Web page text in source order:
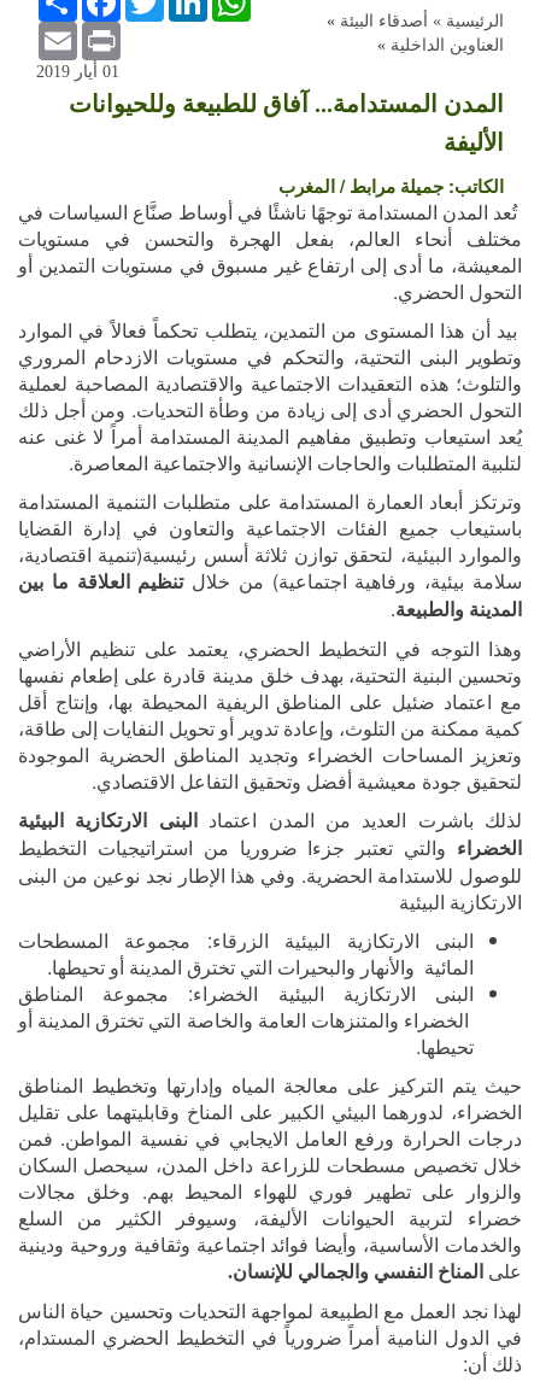
الرئيسية » أصدقاء البيئة »
العناوين الداخلية »
Email Print
01 أيار 2019
المدن المستدامة... آفاق للطبيعة وللحيوانات
الأليفة
الكاتب: جميلة مرابط / المغرب
تُعد المدن المستدامة توجهًا ناشئًا في أوساط صنَّاع السياسات في
مختلف أنحاء العالم، بفعل الهجرة والتحسن في مستويات
المعيشة، ما أدى إلى ارتفاع غير مسبوق في مستويات التمدين أو
التحول الحضري.
بيد أن هذا المستوى من التمدين، يتطلب تحكماً فعالاً في الموارد
وتطوير البنى التحتية، والتحكم في مستويات الازدحام المروري
والتلوث؛ هذه التعقيدات الاجتماعية والاقتصادية المصاحبة لعملية
التحول الحضري أدى إلى زيادة من وطأة التحديات. ومن أجل ذلك
يُعد استيعاب وتطبيق مفاهيم المدينة المستدامة أمراً لا غنى عنه
لتلبية المتطلبات والحاجات الإنسانية والاجتماعية المعاصرة.
وترتكز أبعاد العمارة المستدامة على متطلبات التنمية المستدامة
باستيعاب جميع الفئات الاجتماعية والتعاون في إدارة القضايا
والموارد البيئية، لتحقق توازن ثلاثة أسس رئيسية(تنمية اقتصادية،
سلامة بيئية، ورفاهية اجتماعية) من خلالتنظيم العلاقة ما بين
المدينة والطبيعة.
وهذا التوجه في التخطيط الحضري، يعتمد على تنظيم الأراضي
وتحسين البنية التحتية، بهدف خلق مدينة قادرة على إطعام نفسها
مع اعتماد ضئيل على المناطق الريفية المحيطة بها، وإنتاج أقل
كمية ممكنة من التلوث، وإعادة تدوير أو تحويل النفايات إلى طاقة،
وتعزيز المساحات الخضراء وتجديد المناطق الحضرية الموجودة
لتحقيق جودة معيشية أفضل وتحقيق التفاعل الاقتصادي.
لذلك باشرت العديد من المدن اعتماد البنى الارتكازية البيئية
الخضراء
والتي تعتبر جزءا ضروريا من استراتيجيات التخطيط
للوصول للاستدامة الحضرية. وفي هذا الإطار نجد نوعين من البنى
الارتكازية البيئية
البنى الارتكازية البيئية الزرقاء: مجموعة المسطحات
المائية والأنهار والبحيرات التي تخترق المدينة أو تحيطها.
البنى الارتكازية البيئية الخضراء: مجموعة المناطق
الخضراء والمتنزهات العامة والخاصة التي تخترق المدينة أو
تحيطها.
حيث يتم التركيز على معالجة المياه وإدارتها وتخطيط المناطق
الخضراء، لدورهما البيئي الكبير على المناخ وقابليتهما على تقليل
درجات الحرارة ورفع العامل الايجابي في نفسية المواطن. فمن
خلال تخصيص مسطحات للزراعة داخل المدن، سيحصل السكان
والزوار على تطهير فوري للهواء المحيط بهم. وخلق مجالات
خضراء لتربية الحيوانات الأليفة، وسيوفر الكثير من السلع
والخدمات الأساسية، وأيضا فوائد اجتماعية وثقافية وروحية ودينية
على المناخ النفسي والجمالي للإنسان.
لهذا نجد العمل مع الطبيعة لمواجهة التحديات وتحسين حياة الناس
في الدول النامية أمراً ضرورياً في التخطيط الحضري المستدام،
ذلك أن: